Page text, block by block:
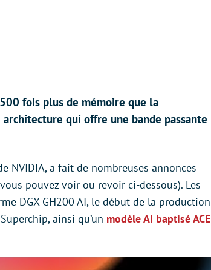
fois plus de mémoire que la
qui offre une bande passante
NVIDIA, a fait de nombreuses annonces
pouvez voir ou revoir ci-dessous). Les
DGX GH200 AI, le début de la production
ainsi qu’un modèle AI baptisé ACE